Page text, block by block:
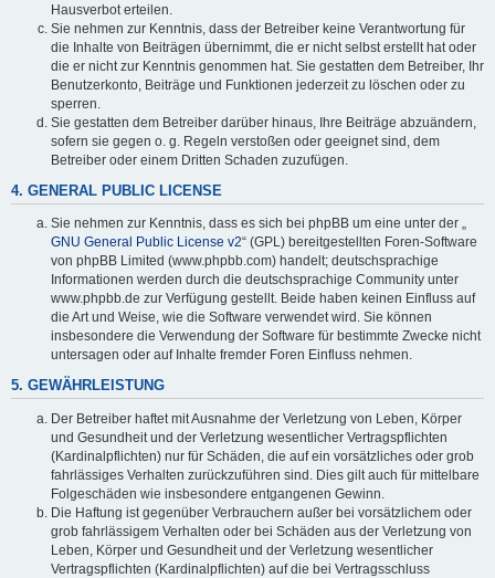
Hausverbot erteilen.
Sie nehmen zur Kenntnis, dass der Betreiber keine Verantwortung für
die Inhalte von Beiträgen übernimmt, die er nicht selbst erstellt hat oder
die er nicht zur Kenntnis genommen hat. Sie gestatten dem Betreiber, Ihr
Benutzerkonto, Beiträge und Funktionen jederzeit zu löschen oder zu
sperren.
Sie gestatten dem Betreiber darüber hinaus, Ihre Beiträge abzuändern,
sofern sie gegen o. g. Regeln verstoßen oder geeignet sind, dem
Betreiber oder einem Dritten Schaden zuzufügen.
4. GENERAL PUBLIC LICENSE
Sie nehmen zur Kenntnis, dass es sich bei phpBB um eine unter der „
GNU General Public License v2“ (GPL) bereitgestellten Foren-Software
von phpBB Limited (www.phpbb.com) handelt; deutschsprachige
Informationen werden durch die deutschsprachige Community unter
www.phpbb.de zur Verfügung gestellt. Beide haben keinen Einfluss auf
die Art und Weise, wie die Software verwendet wird. Sie können
insbesondere die Verwendung der Software für bestimmte Zwecke nicht
untersagen oder auf Inhalte fremder Foren Einfluss nehmen.
5. GEWÄHRLEISTUNG
Der Betreiber haftet mit Ausnahme der Verletzung von Leben, Körper
und Gesundheit und der Verletzung wesentlicher Vertragspflichten
(Kardinalpflichten) nur für Schäden, die auf ein vorsätzliches oder grob
fahrlässiges Verhalten zurückzuführen sind. Dies gilt auch für mittelbare
Folgeschäden wie insbesondere entgangenen Gewinn.
Die Haftung ist gegenüber Verbrauchern außer bei vorsätzlichem oder
grob fahrlässigem Verhalten oder bei Schäden aus der Verletzung von
Leben, Körper und Gesundheit und der Verletzung wesentlicher
Vertragspflichten (Kardinalpflichten) auf die bei Vertragsschluss